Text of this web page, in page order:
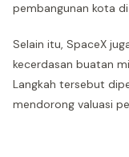
pembangunan kota
Selain itu, SpaceX
kecerdasan buatan
Langkah tersebut
mendorong valuasi